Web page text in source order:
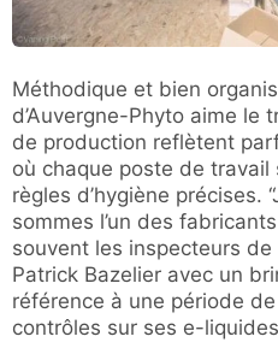
Méthodique et bien
d’Auvergne-Phyto aime le
de production reflètent
où chaque poste de
règles d’hygiène précises.
sommes l’un des
souvent les inspecteurs de
Patrick Bazelier avec un
référence à une période
contrôles sur ses e-